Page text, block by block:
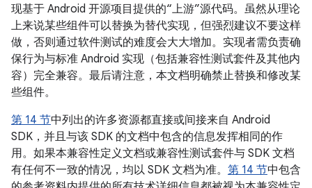
现基于 Android 开源项目提供的“上游”源代码。虽然从理论
上来说某些组件可以替换为替代实现，但强烈建议不要这样
做，否则通过软件测试的难度会大大增加。实现者需负责确
保行为与标准 Android 实现（包括兼容性测试套件及其他内
容）完全兼容。最后请注意，本文档明确禁止替换和修改某
些组件。
第 14 节中列出的许多资源都直接或间接来自 Android
SDK，并且与该 SDK 的文档中包含的信息发挥相同的作
用。如果本兼容性定义文档或兼容性测试套件与 SDK 文档
有任何不一致的情况，均以 SDK 文档为准。 第 14 节中包含